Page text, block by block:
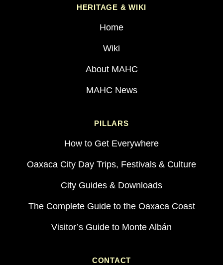
HERITAGE & WIKI
Home
Wiki
About MAHC
MAHC News
PILLARS
How to Get Everywhere
Oaxaca City Day Trips, Festivals & Culture
City Guides & Downloads
The Complete Guide to the Oaxaca Coast
Visitor’s Guide to Monte Albán
CONTACT